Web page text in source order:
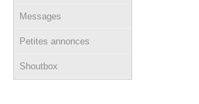
Messages
Petites annonces
Shoutbox